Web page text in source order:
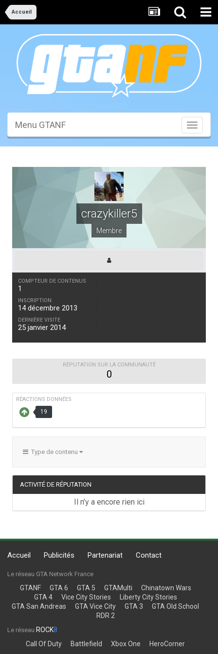
Accueil
Toggle
Menu GTANF
crazykiller5
Membre
COMPTEUR DE CONTENUS
1
INSCRIPTION
14 décembre 2013
DERNIÈRE VISITE
25 janvier 2014
RÉPUTATION SUR LA COMMUNAUTÉ
0
RÉACTIONS DONNÉES
19
Type de contenu
ACTIVITÉ DE RÉPUTATION
Il n’y a encore rien ici
Accueil Publicités Partenariat Contact
Le réseau GTA Network France
GTANF GTA 6 GTA 5 GTAMulti
Chinatown Wars
GTA 4
Vice City Stories
Liberty City Stories
GTA San Andreas
GTA Vice City GTA 3
GTA Old School
RDR 2
Le réseau ROCK8
Call Of Duty
Battlefield Xbox One HeroCorner